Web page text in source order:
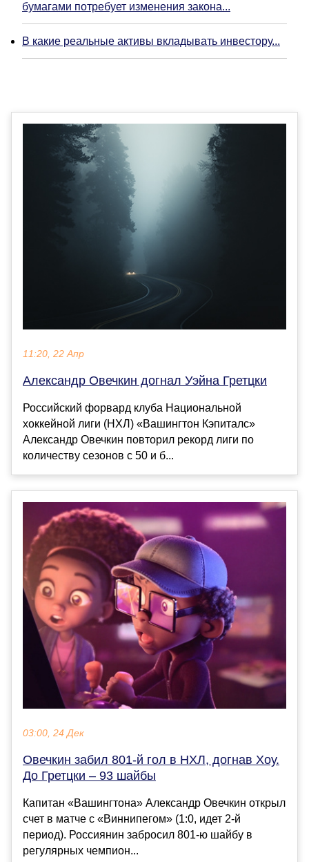
бумагами потребует изменения закона...
В какие реальные активы вкладывать инвестору...
11:20, 22 Апр
Александр Овечкин догнал Уэйна Гретцки
Российский форвард клуба Национальной
хоккейной лиги (НХЛ) «Вашингтон Кэпиталс»
Александр Овечкин повторил рекорд лиги по
количеству сезонов с 50 и б...
03:00, 24 Дек
Овечкин забил 801-й гол в НХЛ, догнав Хоу.
До Гретцки – 93 шайбы
Капитан «Вашингтона» Александр Овечкин открыл
счет в матче с «Виннипегом» (1:0, идет 2-й
период). Россиянин забросил 801-ю шайбу в
регулярных чемпион...